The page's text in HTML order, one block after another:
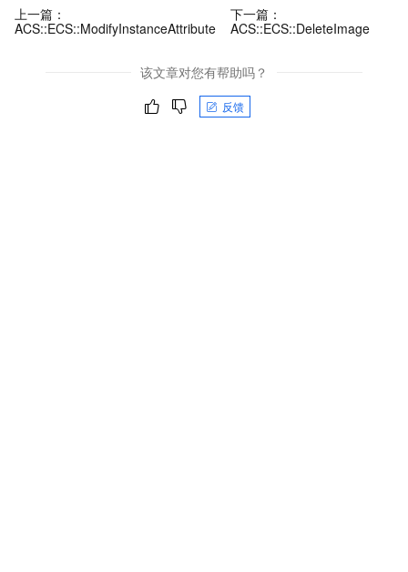
上一篇：
ACS::ECS::ModifyInstanceAttribute
下一篇：
ACS::ECS::DeleteImage
该文章对您有帮助吗？
反馈